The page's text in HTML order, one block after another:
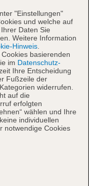
Anfrage &
Anfrage &
"Einstellungen"
und welche auf
Daten Sie
Weitere Information
Hinweis.
basierenden
im Datenschutz-
Ihre Entscheidung
Fußzeile der
widerrufen.
auf die
erfolgten
wählen und Ihre
individuellen
notwendige Cookies